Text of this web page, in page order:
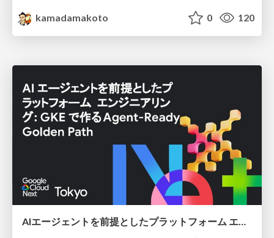
kamadamakoto
0 120
AIエージェントを前提としたプラットフォーム エンジニアリング：GKEで作るAgent-Ready Golden Path